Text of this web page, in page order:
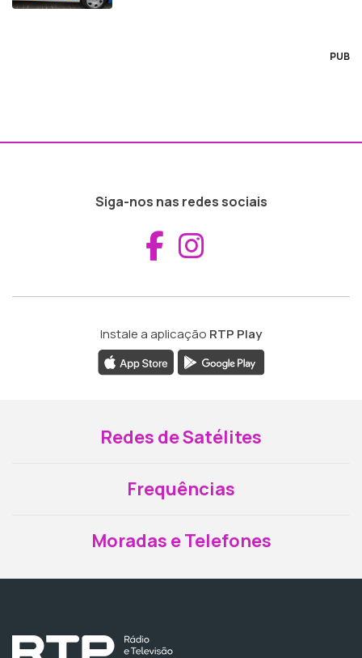
PUB
Siga-nos nas redes sociais
Aceder ao
Instale a aplicação RTP Play
Redes de Satélites
Frequências
Moradas e Telefones